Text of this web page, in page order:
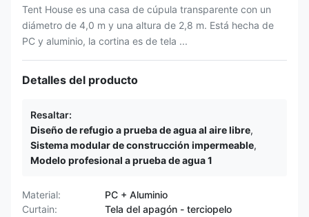
Tent House es una casa de cúpula transparente con un
diámetro de 4,0 m y una altura de 2,8 m. Está hecha de
PC y aluminio, la cortina es de tela ...
Detalles del producto
Resaltar:
Diseño de refugio a prueba de agua al aire libre,
Sistema modular de construcción impermeable,
Modelo profesional a prueba de agua 1
Material:
PC + Aluminio
Curtain:
Tela del apagón - terciopelo